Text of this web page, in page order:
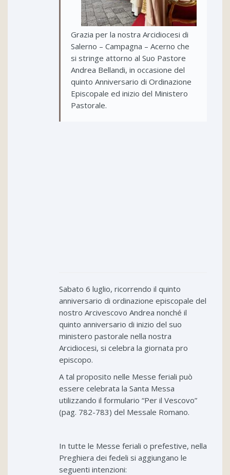
Grazia per la nostra Arcidiocesi di
Salerno – Campagna – Acerno che
si stringe attorno al Suo Pastore
Andrea Bellandi, in occasione del
quinto Anniversario di Ordinazione
Episcopale ed inizio del Ministero
Pastorale.
Sabato 6 luglio, ricorrendo il quinto
anniversario di ordinazione episcopale del
nostro Arcivescovo Andrea nonché il
quinto anniversario di inizio del suo
ministero pastorale nella nostra
Arcidiocesi, si celebra la giornata pro
episcopo.
A tal proposito nelle Messe feriali può
essere celebrata la Santa Messa
utilizzando il formulario “Per il Vescovo”
(pag. 782-783) del Messale Romano.
In tutte le Messe feriali o prefestive, nella
Preghiera dei fedeli si aggiungano le
seguenti intenzioni: